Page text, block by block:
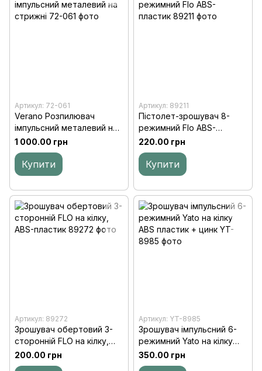
Артикул: 72-061
Verano Розпилювач
імпульсний металевий на
стрижні
1 000.00 грн
Купити
Артикул: 89211
Пістолет-зрошувач 8-
режимний Flo ABS-
пластик
220.00 грн
Купити
Артикул: 89272
Зрошувач обертовий 3-
сторонній FLO на кілку,
ABS-пластик
200.00 грн
Артикул: YT-8985
Зрошувач імпульсний 6-
режимний Yato на кілку
ABS пластик + цинк
350.00 грн